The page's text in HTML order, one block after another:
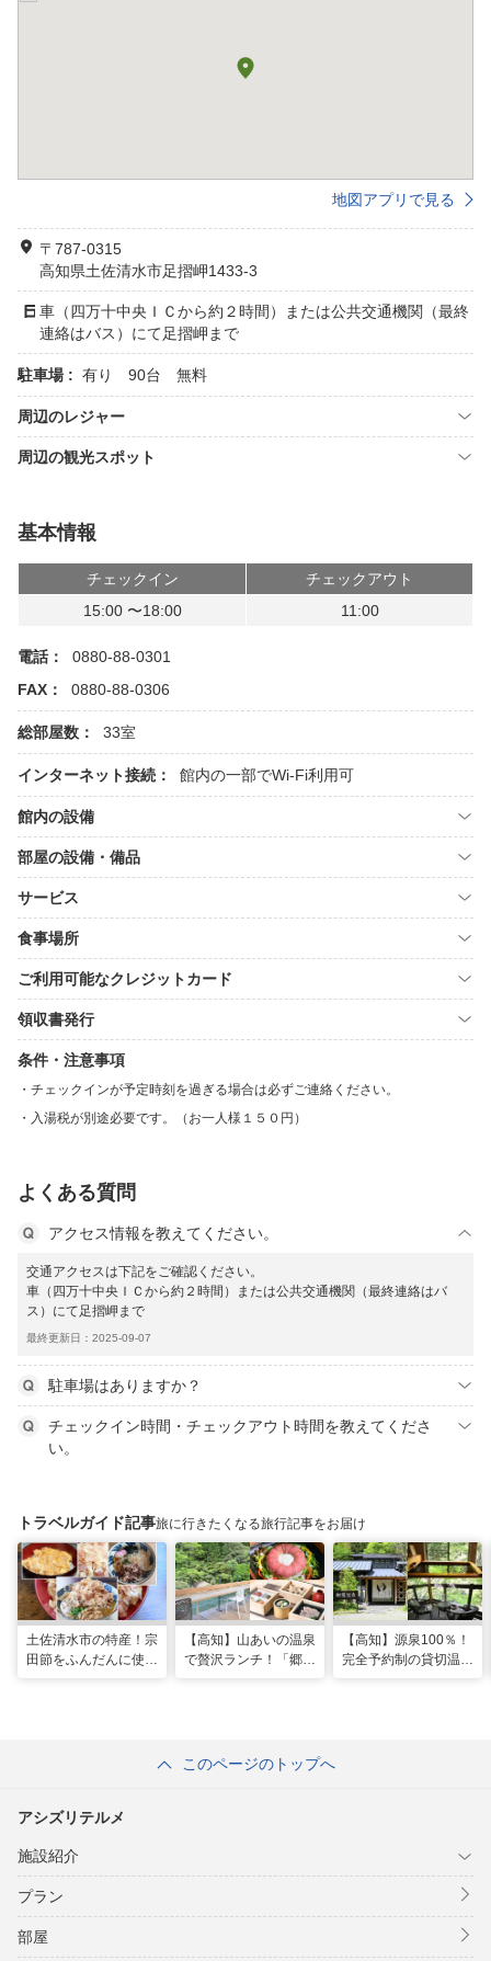
地図アプリで見る
〒787-0315
高知県土佐清水市足摺岬1433-3
車（四万十中央ＩＣから約２時間）または公共交通機関（最終
連絡はバス）にて足摺岬まで
駐車場 : 有り 90台 無料
周辺のレジャー
周辺の観光スポット
基本情報
チェックイン
チェックアウト
15:00 〜18:00
11:00
電話：
0880-88-0301
FAX：
0880-88-0306
総部屋数： 33室
インターネット接続： 館内の一部でWi-Fi利用可
館内の設備
部屋の設備・備品
サービス
食事場所
ご利用可能なクレジットカード
領収書発行
条件・注意事項
チェックインが予定時刻を過ぎる場合は必ずご連絡ください。
入湯税が別途必要です。（お一人様１５０円）
よくある質問
アクセス情報を教えてください。
交通アクセスは下記をご確認ください。
車（四万十中央ＩＣから約２時間）または公共交通機関（最終連絡はバ
ス）にて足摺岬まで
最終更新日：2025-09-07
駐車場はありますか？
チェックイン時間・チェックアウト時間を教えてくださ
い。
トラベルガイド記事旅に行きたくなる旅行記事をお届け
土佐清水市の特産！宗
田節をふんだんに使っ
【高知】山あいの温泉
で贅沢ランチ！「郷麓
【高知】源泉100％！
完全予約制の貸切温泉
このページのトップへ
アシズリテルメ
施設紹介
プラン
部屋